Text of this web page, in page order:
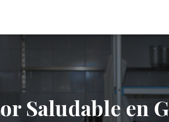
Saludable en